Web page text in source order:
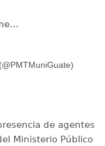
de agentes
Ministerio Público